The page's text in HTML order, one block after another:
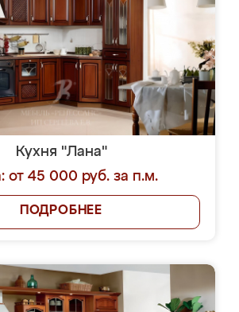
Кухня "Лана"
от 45 000 руб. за п.м.
ПОДРОБНЕЕ